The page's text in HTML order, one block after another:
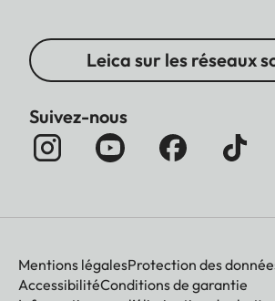
Leica sur les réseaux
Suivez-nous
Mentions légalesProtection des
AccessibilitéConditions de garantie